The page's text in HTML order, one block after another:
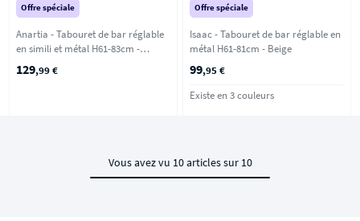
Offre spéciale
Anartia - Tabouret de bar réglable
en simili et métal H61-83cm -
Marron
129,99 €
Offre spéciale
Isaac - Tabouret de bar réglable en
métal H61-81cm - Beige
99,95 €
Existe en 3 couleurs
Vous avez vu 10 articles sur 10